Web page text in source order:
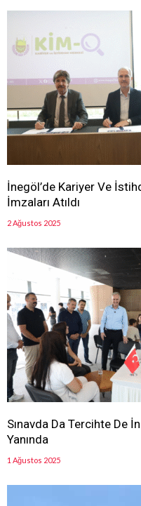
İnegöl’de Kariyer Ve
İmzaları Atıldı
2 Ağustos 2025
Sınavda Da Tercihte De
Yanında
1 Ağustos 2025